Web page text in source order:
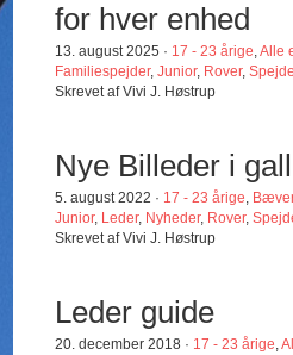
for hver enhed
13. august 2025 · 17 - 23 årige,Alle
Familiespejder,Junior, Rover,
Skrevet af Vivi J. Høstrup
Nye Billeder i
5. august 2022 · 17 - 23 årige,
Junior, Leder, Nyheder, Rover,
Skrevet af Vivi J. Høstrup
Leder guide
20. december 2018 · 17 - 23 årige,